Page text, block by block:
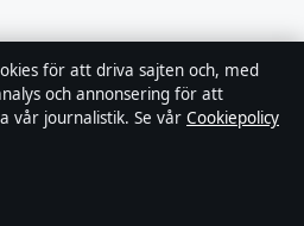
för att driva sajten och, med
och annonsering för att
vår journalistik. Se vår Cookiepolicy